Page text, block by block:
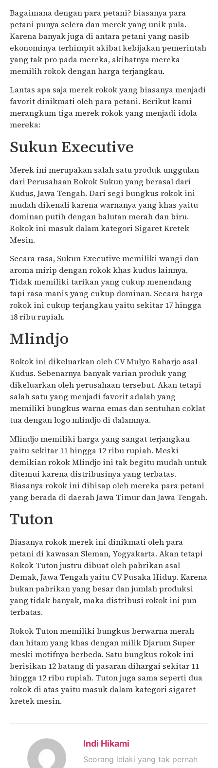
Bagaimana dengan para petani? biasanya para
petani punya selera dan merek yang unik pula.
Karena banyak juga di antara petani yang nasib
ekonominya terhimpit akibat kebijakan pemerintah
yang tak pro pada mereka, akibatnya mereka
memilih rokok dengan harga terjangkau.
Lantas apa saja merek rokok yang biasanya menjadi
favorit dinikmati oleh para petani. Berikut kami
merangkum tiga merek rokok yang menjadi idola
mereka:
Sukun Executive
Merek ini merupakan salah satu produk unggulan
dari Perusahaan Rokok Sukun yang berasal dari
Kudus, Jawa Tengah. Dari segi bungkus rokok ini
mudah dikenali karena warnanya yang khas yaitu
dominan putih dengan balutan merah dan biru.
Rokok ini masuk dalam kategori Sigaret Kretek
Mesin.
Secara rasa, Sukun Executive memiliki wangi dan
aroma mirip dengan rokok khas kudus lainnya.
Tidak memiliki tarikan yang cukup menendang
tapi rasa manis yang cukup dominan. Secara harga
rokok ini cukup terjangkau yaitu sekitar 17 hingga
18 ribu rupiah.
Mlindjo
Rokok ini dikeluarkan oleh CV Mulyo Raharjo asal
Kudus. Sebenarnya banyak varian produk yang
dikeluarkan oleh perusahaan tersebut. Akan tetapi
salah satu yang menjadi favorit adalah yang
memiliki bungkus warna emas dan sentuhan coklat
tua dengan logo mlindjo di dalamnya.
Mlindjo memiliki harga yang sangat terjangkau
yaitu sekitar 11 hingga 12 ribu rupiah. Meski
demikian rokok Mlindjo ini tak begitu mudah untuk
ditemui karena distribusinya yang terbatas.
Biasanya rokok ini dihisap oleh mereka para petani
yang berada di daerah Jawa Timur dan Jawa Tengah.
Tuton
Biasanya rokok merek ini dinikmati oleh para
petani di kawasan Sleman, Yogyakarta. Akan tetapi
Rokok Tuton justru dibuat oleh pabrikan asal
Demak, Jawa Tengah yaitu CV Pusaka Hidup. Karena
bukan pabrikan yang besar dan jumlah produksi
yang tidak banyak, maka distribusi rokok ini pun
terbatas.
Rokok Tuton memiliki bungkus berwarna merah
dan hitam yang khas dengan milik Djarum Super
meski motifnya berbeda. Satu bungkus rokok ini
berisikan 12 batang di pasaran dihargai sekitar 11
hingga 12 ribu rupiah. Tuton juga sama seperti dua
rokok di atas yaitu masuk dalam kategori sigaret
kretek mesin.
Indi Hikami
Seorang lelaki yang tak pernah